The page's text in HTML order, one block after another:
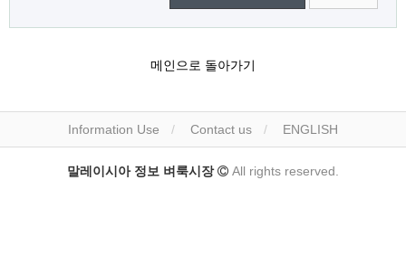
메인으로 돌아가기
Information Use Contact us ENGLISH
말레이시아 정보 벼룩시장 All rights reserved.